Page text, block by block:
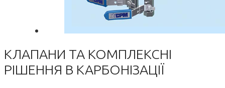
КЛАПАНИ ТА КОМПЛЕКСНІ
РІШЕННЯ В КАРБОНІЗАЦІЇ